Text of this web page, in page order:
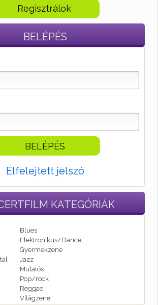
Regisztrálok
BELÉPÉS
Elfelejtett jelszó
KATEGÓRIÁK
Blues
Elektronikus/Dance
Gyermekzene
Jazz
Mulatós
Pop/rock
Reggae
Világzene